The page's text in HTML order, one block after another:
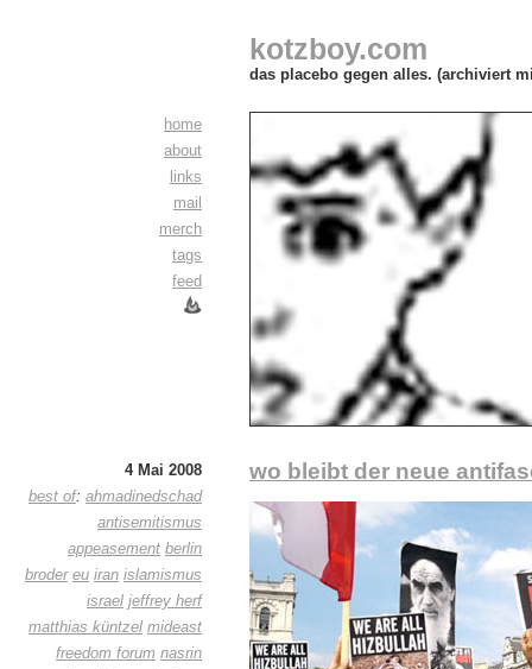
kotzboy.com
das placebo gegen alles. (archiviert
home
about
links
mail
merch
tags
feed
4 Mai 2008
best of: ahmadinedschad
antisemitismus
appeasement berlin
broder eu iran islamismus
israel jeffrey herf
matthias küntzel mideast
freedom forum nasrin
wo bleibt der neue